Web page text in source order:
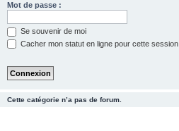
Mot de passe :
Se souvenir de moi
Cacher mon statut en ligne pour cette session
Cette catégorie n’a pas de forum.